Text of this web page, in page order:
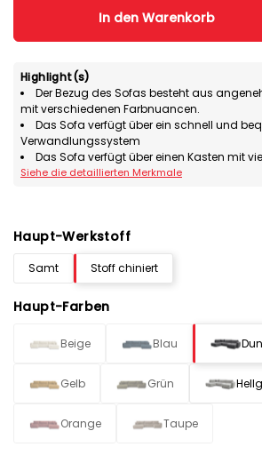
In den Warenkorb
Highlight(s)
Der Bezug des Sofas besteht aus
mit verschiedenen Farbnuancen.
Das Sofa verfügt über ein schnell und
Verwandlungssystem
Das Sofa verfügt über einen Kasten mit
Siehe die detaillierten Merkmale
Haupt-Werkstoff
Samt Stoff chiniert
Haupt-Farben
Beige Blau
Gelb Grün
Orange Taupe